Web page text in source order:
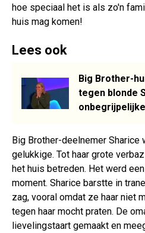
hoe speciaal het is als zo'n
huis mag komen!
Lees ook
Big Brother-
tegen blonde
Big Brother-deelnemer Sharice
gelukkige. Tot haar grote
het huis betreden. Het werd
moment. Sharice barstte in
zag, vooral omdat ze haar niet
tegen haar mocht praten. De
lievelingstaart gemaakt en